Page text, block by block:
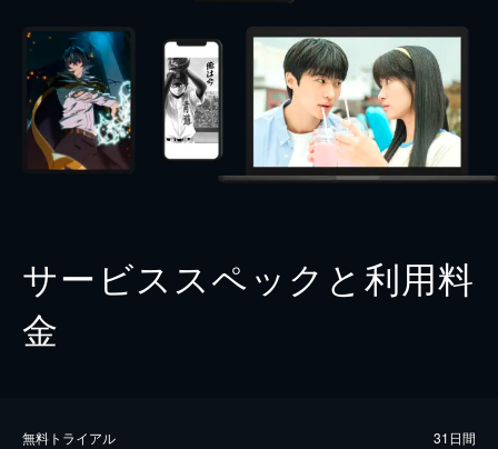
サービススペックと利用料
金
無料トライアル 31日間